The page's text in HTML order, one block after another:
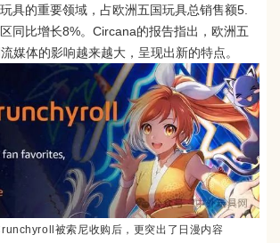
具的重要领域，占欧洲五国玩具总销售额5.
同比增长8%。Circana的报告指出，欧洲五
媒体的影响越来越大，呈现出新的特点。
被索尼收购后，更突出了日漫内容